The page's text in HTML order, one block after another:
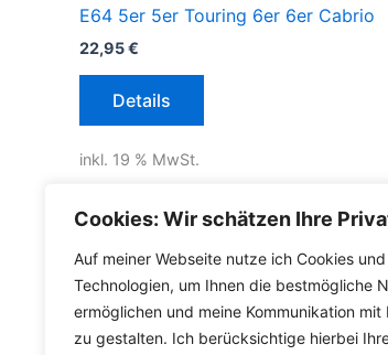
Cookies: Wir schätzen Ihre
Auf meiner Webseite nutze ich Cookies
Technologien, um Ihnen die bestmögliche
ermöglichen und meine Kommunikation mit
zu gestalten. Ich berücksichtige hierbei
E64 5er 5er Touring 6er 6er Cabrio
22,95€
Details
inkl. 19 % MwSt.
Lieferzeit Deutschland:2-3 Werktage